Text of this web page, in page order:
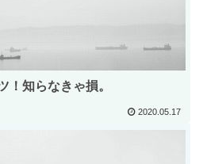
！知らなきゃ損。
2020.05.17